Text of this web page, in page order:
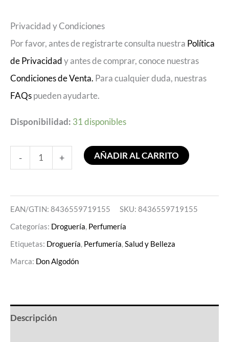
Privacidad y Condiciones
Por favor, antes de registrarte consulta nuestra Política
de Privacidady antes de comprar, conoce nuestras
Condiciones de Venta. Para cualquier duda, nuestras
FAQspueden ayudarte.
Disponibilidad: 31 disponibles
- + AÑADIR AL CARRITO
EAN/GTIN: 8436559719155 SKU: 8436559719155
Categorías: Droguería, Perfumería
Etiquetas: Droguería, Perfumería,Salud y Belleza
Marca: Don Algodón
Descripción